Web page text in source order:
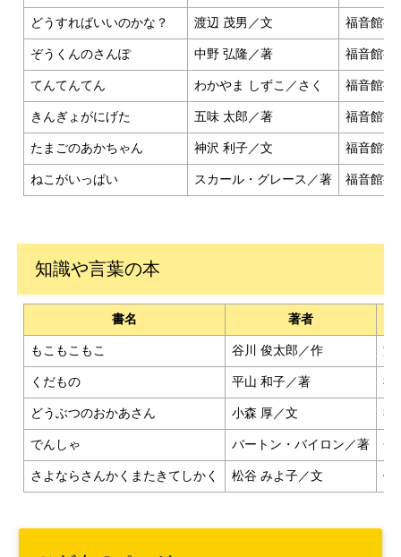
どうすればいいのかな？ 渡辺 茂男／文 福音館書
ぞうくんのさんぽ 中野 弘隆／著 福音館書
てんてんてん わかやま しずこ／さく 福音館書
きんぎょがにげた 五味 太郎／著 福音館書
たまごのあかちゃん 神沢 利子／文 福音館書
ねこがいっぱい スカール・グレース／著 福音館書
知識や言葉の本
書名 著者
もこもこもこ 谷川 俊太郎／作 文
くだもの 平山 和子／著 福
どうぶつのおかあさん 小森 厚／文 福
でんしゃ バートン・バイロン／著 金
さよならさんかくまたきてしかく 松谷 みよ子／文 偕